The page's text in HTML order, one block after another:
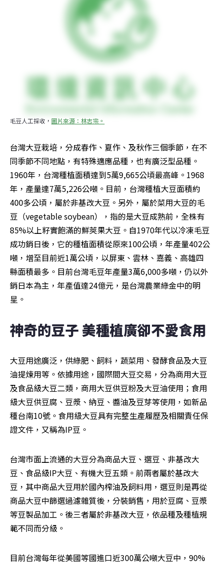
毛豆人工採收， 圖片來源：林志宗。
台灣大豆栽培，分成春作、夏作、及秋作三個季節，在不
同季節不同地點，有特殊適應品種，也有廣泛型品種。
1960年，台灣種植面積達到5萬9,665公頃最高峰。1968
年，產量達7萬5,226公噸。目前，台灣種植大豆面積約
400多公頃，屬於非基改大豆。另外，屬於菜用大豆的毛
豆（vegetable soybean），指的是大豆成熟前，全株有
85%以上籽實飽滿的鮮莢果大豆。自1970年代以冷凍毛豆
成功銷日後，它的種植面積從原來100公頃，年產量402公
噸，增至目前近1萬公頃，以屏東、雲林、嘉義、高雄四
縣面積最多。目前台灣毛豆年產量3萬6,000多噸，仍以外
銷日本為主，年產值達24億元，是台灣農業綠金中的明
星。
神奇的豆子 美種植廣卻不愛食用
大豆用途廣泛，供綠肥、飼料，蔬菜用、發酵食品及大豆
油提煉用等。依據用途，國際間大豆交易，分為商用大豆
及食品級大豆二類，商用大豆供豆粉及大豆油使用；食用
級大豆供豆腐、豆漿、納豆、醬油及豆芽等使用，如新品
種台南10號。食用級大豆具有完整生產履歷及相關責任保
證文件，又稱為IP豆。
台灣市面上流通的大豆分為商品大豆、選豆、非基改大
豆、食品級IP大豆、有機大豆五類。前兩者屬於基改大
豆，其中商品大豆用於國內榨油及飼料用，選豆則是再從
商品大豆中篩選過濾雜質後，分裝銷售，用於豆腐、豆漿
等豆製品加工。後三者屬於非基改大豆，依品種及種植規
範不同而分級。
目前台灣每年從美國等國進口近300萬公噸大豆中，90%